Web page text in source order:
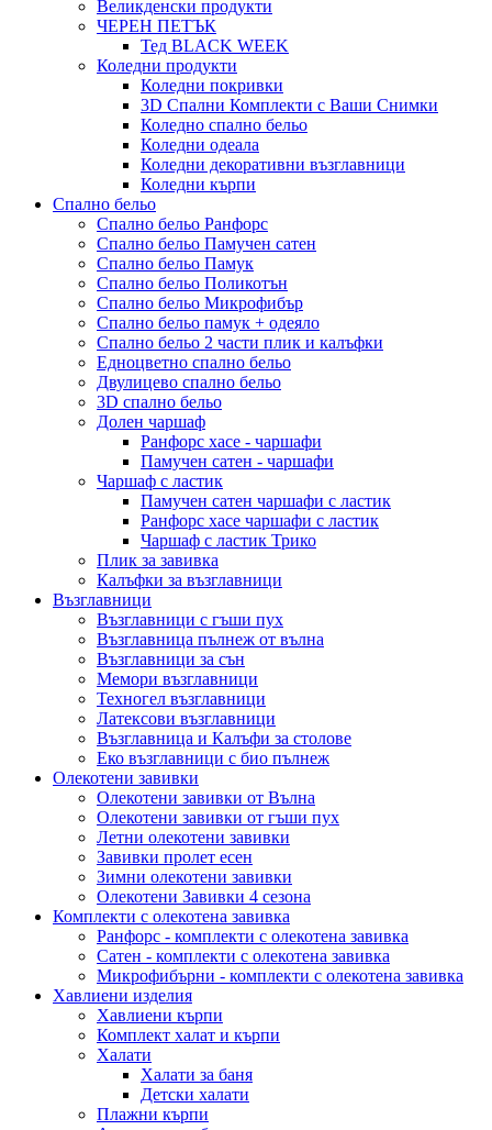
Великденски продукти
ЧЕРЕН ПЕТЪК
Тед BLACK WEEK
Коледни продукти
Коледни покривки
3D Спални Комплекти с Ваши Снимки
Коледно спално бельо
Коледни одеала
Коледни декоративни възглавници
Коледни кърпи
Спално бельо
Спално бельо Ранфорс
Спално бельо Памучен сатен
Спално бельо Памук
Спално бельо Поликотън
Спално бельо Микрофибър
Спално бельо памук + одеяло
Спално бельо 2 части плик и калъфки
Eдноцветно спално бельо
Двулицево спално бельо
3D спално бельо
Долен чаршаф
Ранфорс хасе - чаршафи
Памучен сатен - чаршафи
Чаршаф с ластик
Памучен сатен чаршафи с ластик
Ранфорс хасе чаршафи с ластик
Чаршаф с ластик Трико
Плик за завивкa
Калъфки за възглавници
Възглавници
Възглавници с гъши пух
Възглавница пълнеж от вълна
Възглавници за сън
Мемори възглавници
Техногел възглавници
Латексови възглавници
Възглавница и Калъфи за столове
Еко възглавници с био пълнеж
Олекотени завивки
Олекотени завивки от Вълна
Олекотени завивки от гъши пух
Летни олекотени завивки
Завивки пролет есен
Зимни олекотени завивки
Олекотени Завивки 4 сезона
Комплекти с олекотена завивка
Ранфорс - комплекти с олекотена завивка
Сатен - комплекти с олекотена завивка
Микрофибърни - комплекти с олекотена завивка
Хавлиени изделия
Хавлиени кърпи
Комплект халат и кърпи
Халати
Халати за баня
Детски халати
Плажни кърпи